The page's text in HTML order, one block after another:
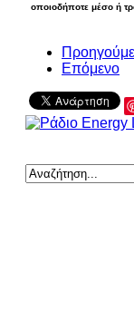
οποιοδήποτε μέσο ή
Επόμενο